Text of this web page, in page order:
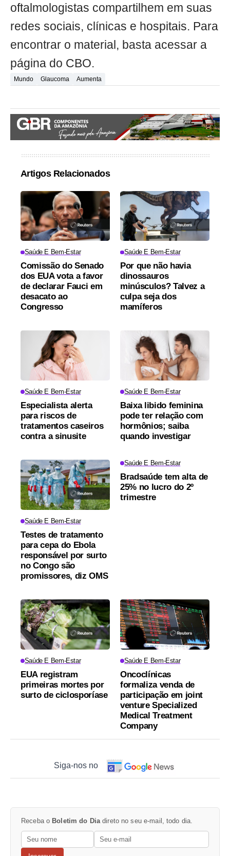
oftalmologistas compartilhem em suas
redes sociais, clínicas e hospitais. Para
encontrar o material, basta acessar a
página do CBO.
Mundo Glaucoma Aumenta
Artigos Relacionados
Saúde E Bem-Estar
Comissão do Senado
dos EUA vota a favor
de declarar Fauci em
desacato ao
Congresso
Saúde E Bem-Estar
Por que não havia
dinossauros
minúsculos? Talvez a
culpa seja dos
mamíferos
Saúde E Bem-Estar
Especialista alerta
para riscos de
tratamentos caseiros
contra a sinusite
Saúde E Bem-Estar
Baixa libido feminina
pode ter relação com
hormônios; saiba
quando investigar
Saúde E Bem-Estar
Testes de tratamento
para cepa do Ebola
responsável por surto
no Congo são
promissores, diz OMS
Saúde E Bem-Estar
Bradsaúde tem alta de
25% no lucro do 2º
trimestre
Saúde E Bem-Estar
EUA registram
primeiras mortes por
surto de ciclosporíase
Saúde E Bem-Estar
Oncoclínicas
formaliza venda de
participação em joint
venture Specialized
Medical Treatment
Company
Siga-nos no
Receba o Boletim do Diadireto no seu e-mail, todo dia.